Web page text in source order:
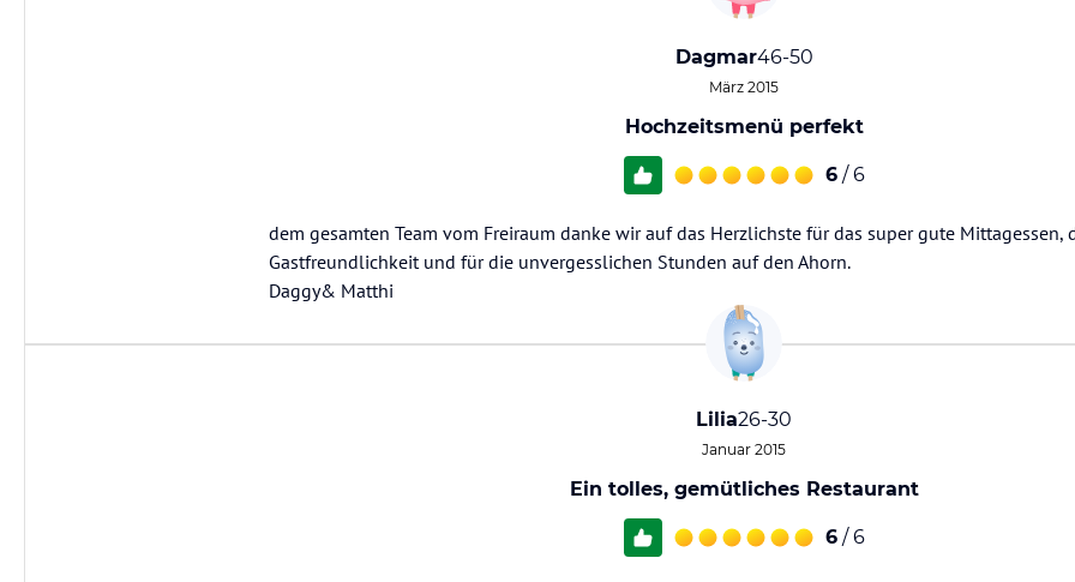
Dagmar46-50
März 2015
Hochzeitsmenü perfekt
6 / 6
dem gesamten Team vom Freiraum danke wir auf das Herzlichste für das super gute Mittagessen,
Gastfreundlichkeit und für die unvergesslichen Stunden auf den Ahorn.
Daggy& Matthi
Lilia26-30
Januar 2015
Ein tolles, gemütliches Restaurant
6 / 6